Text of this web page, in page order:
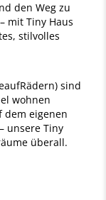
den Weg zu
mit Tiny Haus
stilvolles
sind
wohnen
dem eigenen
unsere Tiny
überall.